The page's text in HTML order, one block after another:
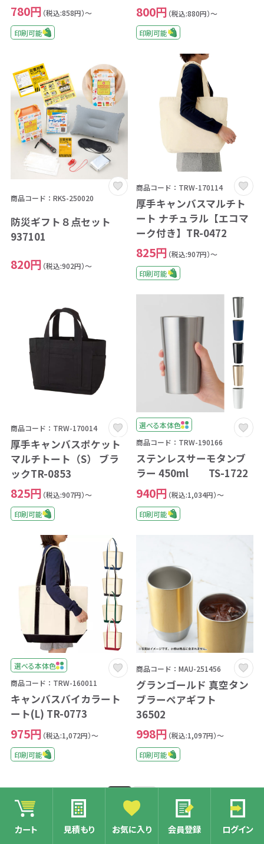
カート 見積もり お気に入り 会員登録 ログイン
780円 （税込:858円）～
印刷可能
800円 （税込:880円）～
印刷可能
商品コード：RKS-250020
防災ギフト８点セット
937101
820円 （税込:902円）～
商品コード：TRW-170114
厚手キャンバスマルチト
ート ナチュラル【エコマ
ーク付き】TR-0472
825円 （税込:907円）～
印刷可能
商品コード：TRW-170014
厚手キャンバスポケット
マルチトート（S） ブラ
ックTR-0853
825円 （税込:907円）～
印刷可能
選べる本体色
商品コード：TRW-190166
ステンレスサーモタンブ
ラー 450ml TS-1722
940円 （税込:1,034円）～
印刷可能
選べる本体色
商品コード：TRW-160011
キャンバスバイカラート
ート(L) TR-0773
975円 （税込:1,072円）～
印刷可能
商品コード：MAU-251456
グランゴールド 真空タン
ブラーペアギフト
36502
998円 （税込:1,097円）～
印刷可能